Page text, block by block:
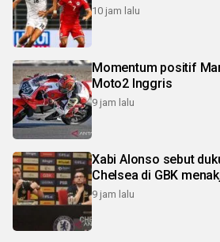
10 jam lalu
Momentum positif
Moto2 Inggris
9 jam lalu
Xabi Alonso sebut
Chelsea di GBK
9 jam lalu